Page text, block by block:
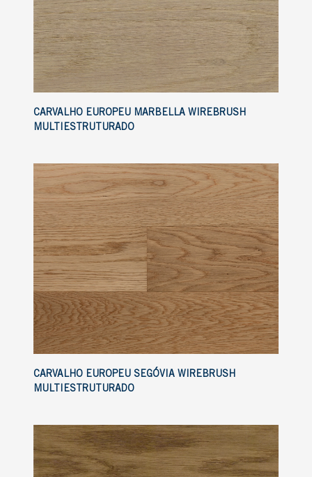
CARVALHO EUROPEU MARBELLA WIREBRUSH
MULTIESTRUTURADO
CARVALHO EUROPEU SEGÓVIA WIREBRUSH
MULTIESTRUTURADO